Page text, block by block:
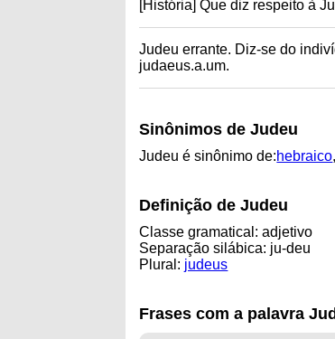
[História] Que diz respeito à
Judeu errante. Diz-se do
judaeus.a.um.
Sinônimos de Judeu
Judeu é sinônimo de:hebraico,
Definição de Judeu
Classe gramatical: adjetivo
Separação silábica: ju-deu
Plural: judeus
Frases com a palavra